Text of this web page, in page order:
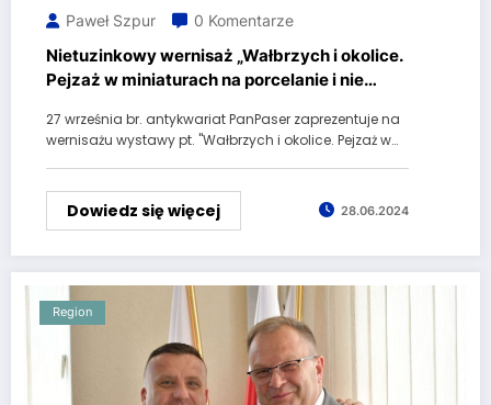
Paweł Szpur 0 Komentarze
Nietuzinkowy wernisaż „Wałbrzych i okolice.
Pejzaż w miniaturach na porcelanie i nie
27 września br. antykwariat PanPaser zaprezentuje na
wernisażu wystawy pt. "Wałbrzych i okolice. Pejzaż w…
Dowiedz się więcej 28.06.2024
Region